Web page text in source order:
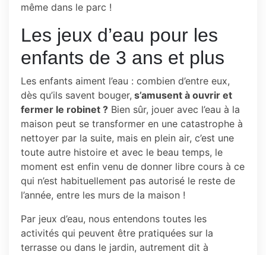
même dans le parc !
Les jeux d’eau pour les
enfants de 3 ans et plus
Les enfants aiment l’eau : combien d’entre eux,
dès qu’ils savent bouger, s’amusent à ouvrir et
fermer le robinet ? Bien sûr, jouer avec l’eau à la
maison peut se transformer en une catastrophe à
nettoyer par la suite, mais en plein air, c’est une
toute autre histoire et avec le beau temps, le
moment est enfin venu de donner libre cours à ce
qui n’est habituellement pas autorisé le reste de
l’année, entre les murs de la maison !
Par jeux d’eau, nous entendons toutes les
activités qui peuvent être pratiquées sur la
terrasse ou dans le jardin, autrement dit à